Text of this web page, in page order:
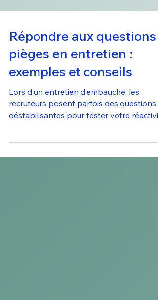
Répondre aux questions
pièges en entretien :
exemples et conseils
Lors d’un entretien d’embauche, les
recruteurs posent parfois des questions
votre honnêteté et